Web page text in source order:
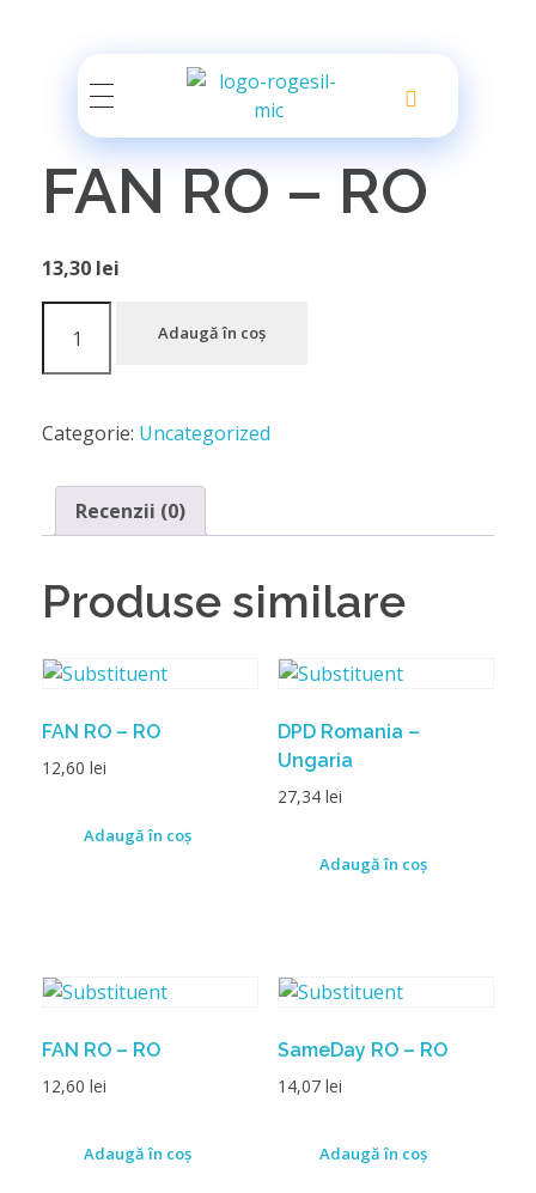
Rogesil
Curierul tău online!
FAN RO – RO
13,30 lei
Adaugă în coș
Categorie: Uncategorized
Recenzii (0)
Produse similare
FAN RO – RO
12,60 lei
Adaugă în coș
DPD Romania –
Ungaria
27,34 lei
Adaugă în coș
FAN RO – RO
12,60 lei
Adaugă în coș
SameDay RO – RO
14,07 lei
Adaugă în coș